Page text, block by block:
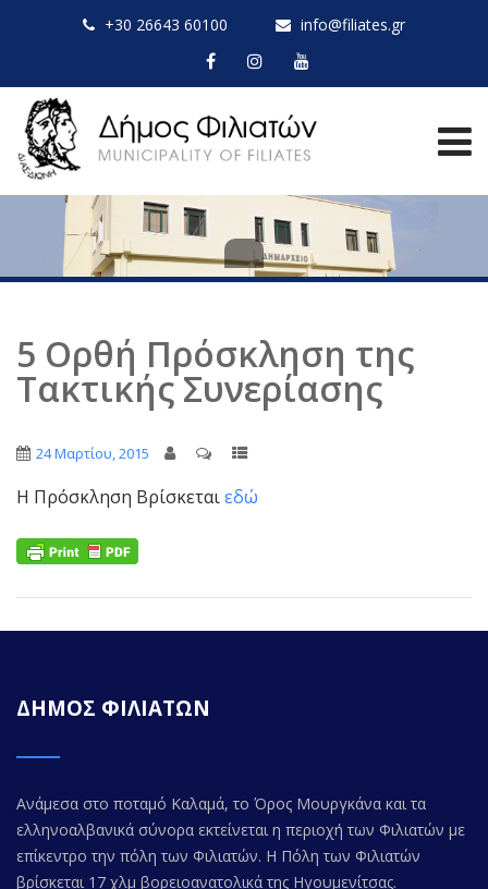
+30 26643 60100 info@filiates.gr
5 Ορθή Πρόσκληση της
Τακτικής Συνερίασης
24 Μαρτίου, 2015
Η Πρόσκληση Βρίσκεταιεδώ
ΔΗΜΟΣ ΦΙΛΙΑΤΩΝ
Ανάμεσα στο ποταμό Καλαμά, το Όρος Μουργκάνα και τα
ελληνοαλβανικά σύνορα εκτείνεται η περιοχή των Φιλιατών με
επίκεντρο την πόλη των Φιλιατών. Η Πόλη των Φιλιατών
βρίσκεται 17 χλμ βορειοανατολικά της Ηγουμενίτσας.